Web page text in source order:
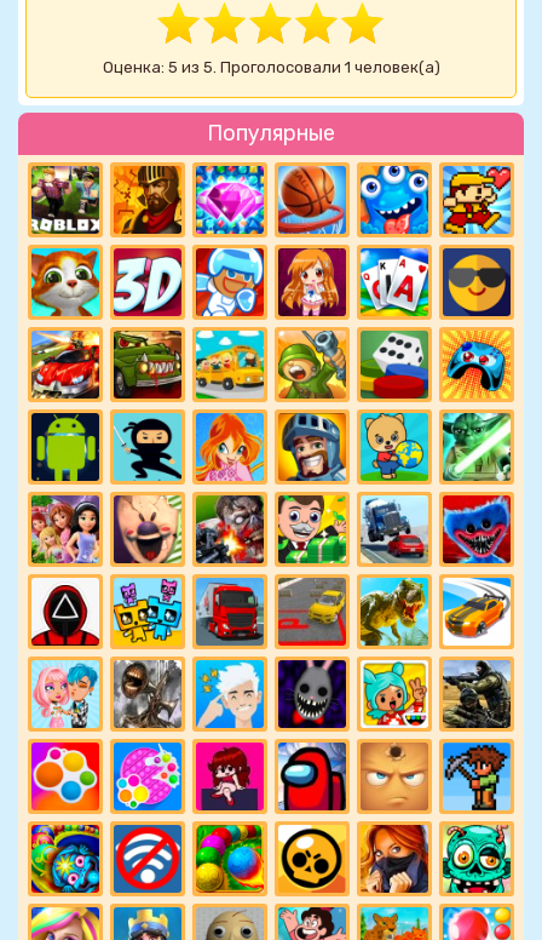
Популярные
Оценка: 5 из 5. Проголосовали 1 человек(а)